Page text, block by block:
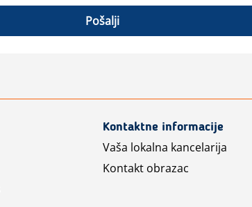
Pošalji
Kontaktne informacije
Vaša lokalna kancelarija
Kontakt obrazac